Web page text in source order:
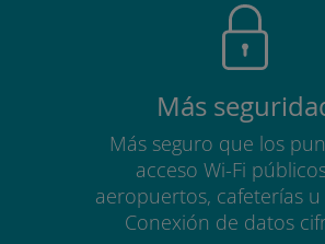
Más
Más seguro que los
acceso Wi-Fi
aeropuertos, cafeterías
Conexión de datos